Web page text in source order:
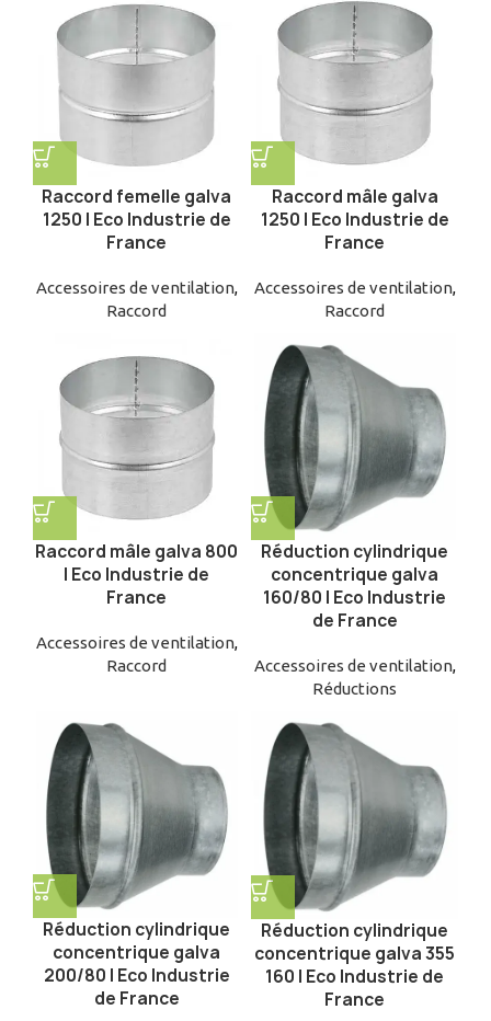
Raccord femelle galva
1250 | Eco Industrie de
France
Accessoires de ventilation,
Raccord
Raccord mâle galva
1250 | Eco Industrie de
France
Accessoires de ventilation,
Raccord
Raccord mâle galva 800
| Eco Industrie de
France
Accessoires de ventilation,
Raccord
Réduction cylindrique
concentrique galva
160/80 | Eco Industrie
de France
Accessoires de ventilation,
Réductions
Réduction cylindrique
concentrique galva
200/80 | Eco Industrie
de France
Réduction cylindrique
concentrique galva 355
160 | Eco Industrie de
France